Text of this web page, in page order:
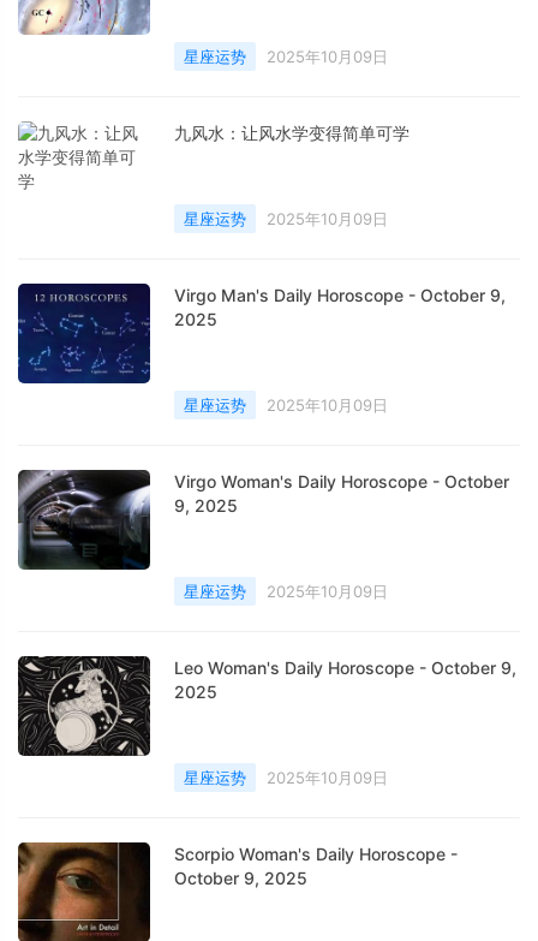
星座运势 2025年10月09日
九风水：让风水学变得简单可学
星座运势 2025年10月09日
Virgo Man's Daily Horoscope - October 9,
2025
星座运势 2025年10月09日
Virgo Woman's Daily Horoscope - October
9, 2025
星座运势 2025年10月09日
Leo Woman's Daily Horoscope - October 9,
2025
星座运势 2025年10月09日
Scorpio Woman's Daily Horoscope -
October 9, 2025